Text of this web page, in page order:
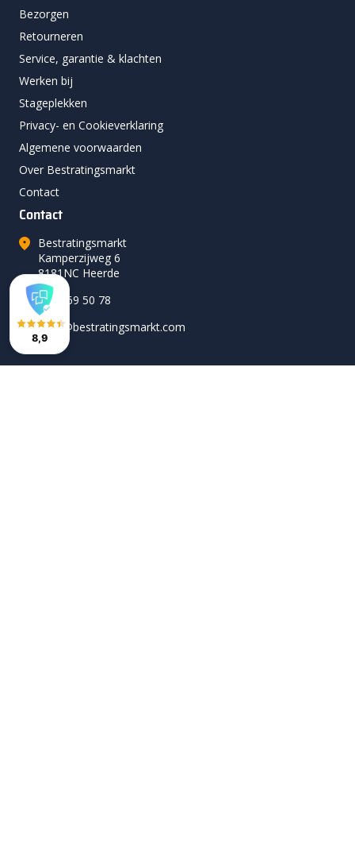
Bezorgen
Retourneren
Service, garantie & klachten
Werken bij
Stageplekken
Privacy- en Cookieverklaring
Algemene voorwaarden
Over Bestratingsmarkt
Contact
Contact
Bestratingsmarkt
Kamperzijweg 6
8181NC Heerde
0578 69 50 78
hallo@bestratingsmarkt.com
8,9